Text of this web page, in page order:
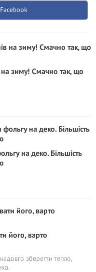
зиму! Смачно так, що
на деко. Більшість
його, варто
зберегти тепло,